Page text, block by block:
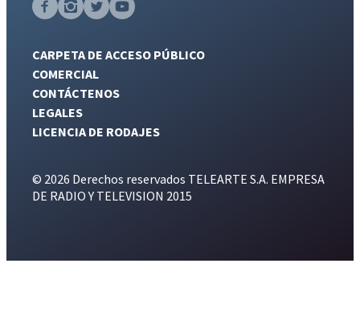
CARPETA DE ACCESO PÚBLICO
COMERCIAL
CONTÁCTENOS
LEGALES
LICENCIA DE RODAJES
© 2026 Derechos reservados TELEARTE S.A. EMPRESA
DE RADIO Y TELEVISION 2015